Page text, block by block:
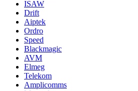
ISAW
Drift
Aiptek
Ordro
Speed
Blackmagic
AVM
Elmeg
Telekom
Amplicomms